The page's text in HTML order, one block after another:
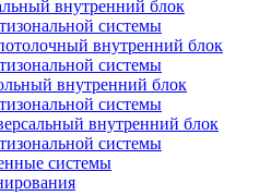
внутренний блок
системы
внутренний блок
системы
внутренний блок
системы
внутренний блок
системы
системы